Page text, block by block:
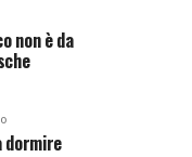
non è da
dormire